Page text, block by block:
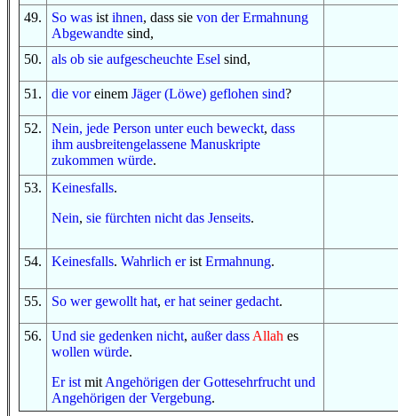
49. So was ist ihnen, dass sie von der Ermahnung
Abgewandte sind,
50. als ob sie aufgescheuchte Esel sind,
51 . die voreinem Jäger (Löwe) geflohen sind?
52. Nein, jede Person unter euch beweckt, dass
ihm ausbreitengelassene Manuskripte
zukommen würde.
53. Keinesfalls.
Nein, sie fürchten nicht das Jenseits.
54. Keinesfalls. Wahrlich erist Ermahnung.
55. So wer gewollt hat, er hat seiner gedacht.
56. Und sie gedenken nicht, außer dass Allah es
wollen würde.
Er ist mit Angehörigen der Gottesehrfrucht und
Angehörigen der Vergebung.